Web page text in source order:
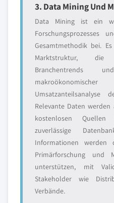
3. Data Mining Und
Data Mining ist ein
Gesamtmethodik bei.
Marktstruktur, die
Branchentrends
Umsatzanteilsanalyse
Relevante Daten
kostenlosen
zuverlässige
Informationen
Primärforschung und
unterstützen, mit
Stakeholder wie
Verbände.